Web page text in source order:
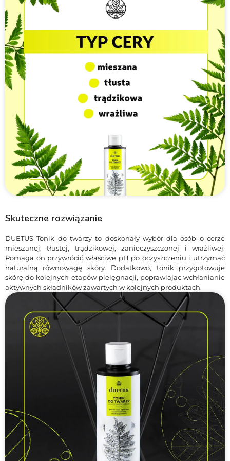
Skuteczne rozwiązanie
DUETUS Tonik do twarzy to doskonały wybór dla osób o cerze
mieszanej, tłustej, trądzikowej, zanieczyszczonej i wrażliwej.
Pomaga on przywrócić właściwe pH po oczyszczeniu i utrzymać
naturalną równowagę skóry. Dodatkowo, tonik przygotowuje
skórę do kolejnych etapów pielęgnacji, poprawiając wchłanianie
aktywnych składników zawartych w kolejnych produktach.